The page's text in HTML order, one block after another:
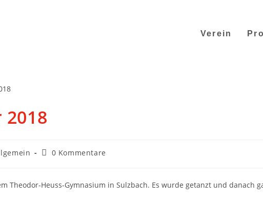
Verein
2018
0 Kommentare
Theodor-Heuss-Gymnasium in Sulzbach. Es wurde getanzt und danach